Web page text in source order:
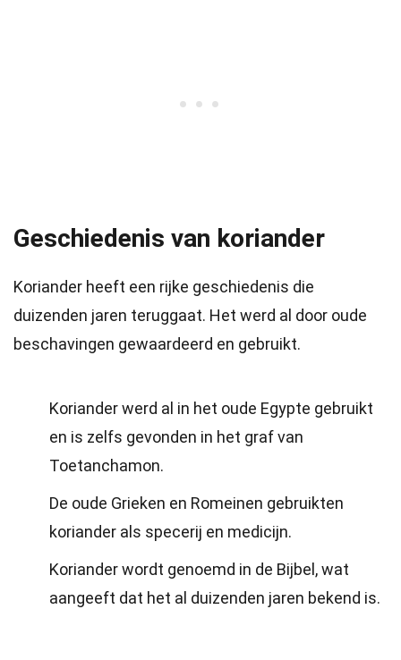
Geschiedenis van koriander
Koriander heeft een rijke geschiedenis die
duizenden jaren teruggaat. Het werd al door oude
beschavingen gewaardeerd en gebruikt.
Koriander werd al in het oude Egypte gebruikt
en is zelfs gevonden in het graf van
Toetanchamon.
De oude Grieken en Romeinen gebruikten
koriander als specerij en medicijn.
Koriander wordt genoemd in de Bijbel, wat
aangeeft dat het al duizenden jaren bekend is.